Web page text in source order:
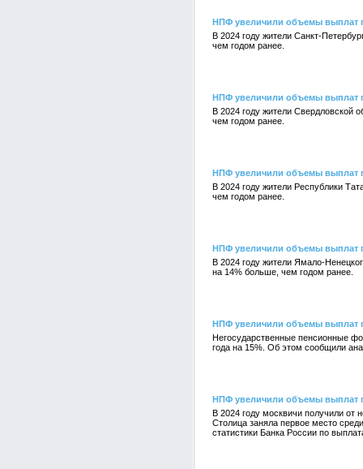
НПФ увеличили объемы выплат
В 2024 году жители Санкт-
чем годом ранее.
НПФ увеличили объемы выплат
В 2024 году жители Свердловской
чем годом ранее.
НПФ увеличили объемы выплат
В 2024 году жители Республики
чем годом ранее.
НПФ увеличили объемы выплат
В 2024 году жители Ямало-
на 14% больше, чем годом ранее.
НПФ увеличили объемы выплат
Негосударственные пенсионные
года на 15%. Об этом сообщили
НПФ увеличили объемы выплат
В 2024 году москвичи получили
Столица заняла первое место
статистики Банка России по